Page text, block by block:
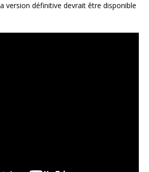
version définitive devrait être disponible